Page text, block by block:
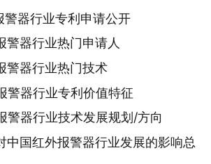
警器行业专利申请公开
警器行业热门申请人
警器行业热门技术
警器行业专利价值特征
警器行业技术发展规划/方向
中国红外报警器行业发展的影响总